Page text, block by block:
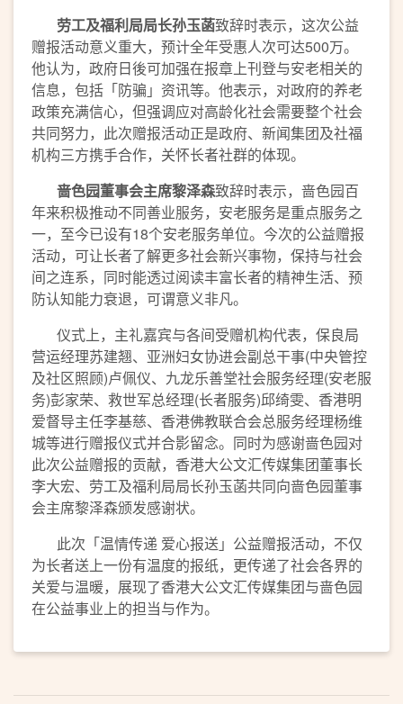
劳工及福利局局长孙玉菡致辞时表示，这次公益
赠报活动意义重大，预计全年受惠人次可达500万。
他认为，政府日後可加强在报章上刊登与安老相关的
信息，包括「防骗」资讯等。他表示，对政府的养老
政策充满信心，但强调应对高龄化社会需要整个社会
共同努力，此次赠报活动正是政府、新闻集团及社福
机构三方携手合作，关怀长者社群的体现。
啬色园董事会主席黎泽森致辞时表示，啬色园百
年来积极推动不同善业服务，安老服务是重点服务之
一，至今已设有18个安老服务单位。今次的公益赠报
活动，可让长者了解更多社会新兴事物，保持与社会
间之连系，同时能透过阅读丰富长者的精神生活、预
防认知能力衰退，可谓意义非凡。
仪式上，主礼嘉宾与各间受赠机构代表，保良局
营运经理苏建翘、亚洲妇女协进会副总干事(中央管控
及社区照顾)卢佩仪、九龙乐善堂社会服务经理(安老服
务)彭家荣、救世军总经理(长者服务)邱绮雯、香港明
爱督导主任李基慈、香港佛教联合会总服务经理杨维
城等进行赠报仪式并合影留念。同时为感谢啬色园对
此次公益赠报的贡献，香港大公文汇传媒集团董事长
李大宏、劳工及福利局局长孙玉菡共同向啬色园董事
会主席黎泽森颁发感谢状。
此次「温情传递 爱心报送」公益赠报活动，不仅
为长者送上一份有温度的报纸，更传递了社会各界的
关爱与温暖，展现了香港大公文汇传媒集团与啬色园
在公益事业上的担当与作为。